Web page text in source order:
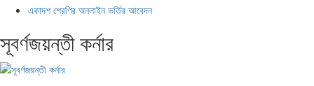
একাদশ শ্রেণির অনলাইন ভর্তির আবেদন
সূবর্ণজয়ন্তী কর্নার